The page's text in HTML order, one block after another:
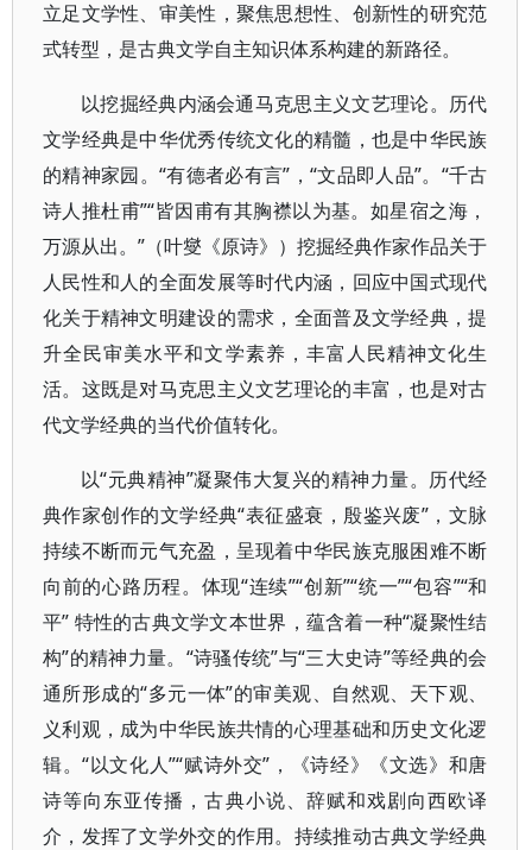
立足文学性、审美性，聚焦思想性、创新性的研究范
式转型，是古典文学自主知识体系构建的新路径。
以挖掘经典内涵会通马克思主义文艺理论。历代
文学经典是中华优秀传统文化的精髓，也是中华民族
的精神家园。“有德者必有言”，“文品即人品”。“千古
诗人推杜甫”“皆因甫有其胸襟以为基。如星宿之海，
万源从出。”（叶燮《原诗》）挖掘经典作家作品关于
人民性和人的全面发展等时代内涵，回应中国式现代
化关于精神文明建设的需求，全面普及文学经典，提
升全民审美水平和文学素养，丰富人民精神文化生
活。这既是对马克思主义文艺理论的丰富，也是对古
代文学经典的当代价值转化。
以“元典精神”凝聚伟大复兴的精神力量。历代经
典作家创作的文学经典“表征盛衰，殷鉴兴废”，文脉
持续不断而元气充盈，呈现着中华民族克服困难不断
向前的心路历程。体现“连续”“创新”“统一”“包容”“和
平” 特性的古典文学文本世界，蕴含着一种“凝聚性结
构”的精神力量。“诗骚传统”与“三大史诗”等经典的会
通所形成的“多元一体”的审美观、自然观、天下观、
义利观，成为中华民族共情的心理基础和历史文化逻
辑。“以文化人”“赋诗外交”，《诗经》《文选》和唐
诗等向东亚传播，古典小说、辞赋和戏剧向西欧译
介，发挥了文学外交的作用。持续推动古典文学经典